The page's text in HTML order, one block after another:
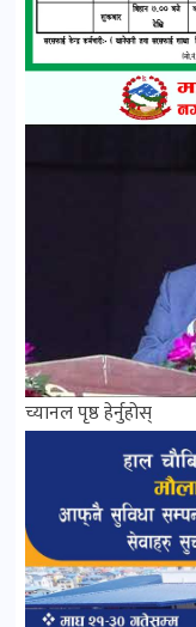
च्यानल पृष्ठ हेर्नुहोस्